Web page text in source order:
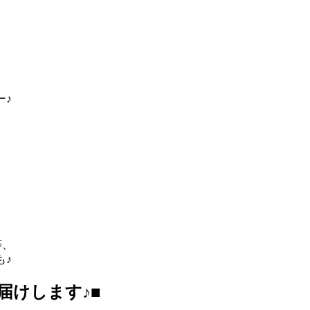
♪
♪
けします♪■